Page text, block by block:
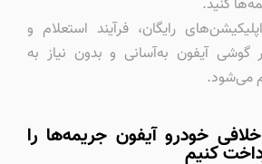
کنید.
رایگان، فرآیند استعلام و
گوشی آیفون به‌آسانی و بدون نیاز به
می‌شود.
خلافی خودرو آیفون جریمه‌ها را
کنیم